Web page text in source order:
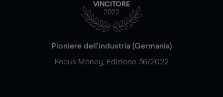
VINCITORE
2022
Pioniere dell'industria (Germania)
Focus Money, Edizione 36/2022